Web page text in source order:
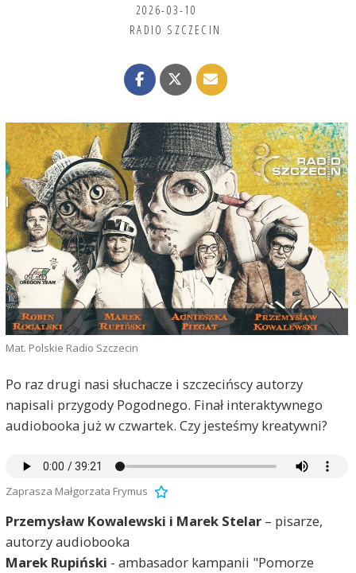
2026-03-10
RADIO SZCZECIN
Mat. Polskie Radio Szczecin
Po raz drugi nasi słuchacze i szczecińscy autorzy
napisali przygody Pogodnego. Finał interaktywnego
audiobooka już w czwartek. Czy jesteśmy kreatywni?
Zaprasza Małgorzata Frymus
Przemysław Kowalewski i Marek Stelar– pisarze,
autorzy audiobooka
Marek Rupiński - ambasador kampanii "Pomorze